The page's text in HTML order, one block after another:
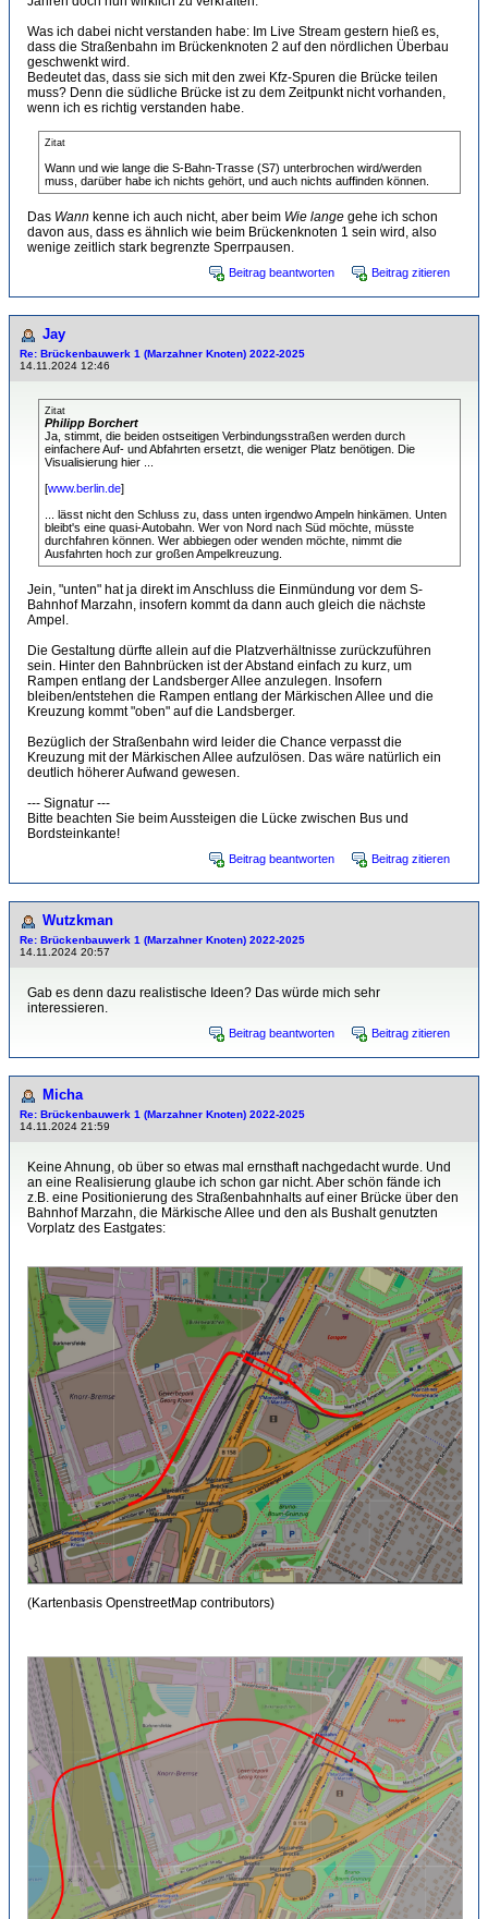
Was ich dabei nicht verstanden habe: Im Live Stream gestern hieß es,
dass die Straßenbahn im Brückenknoten 2 auf den nördlichen Überbau
geschwenkt wird.
Bedeutet das, dass sie sich mit den zwei Kfz-Spuren die Brücke teilen
muss? Denn die südliche Brücke ist zu dem Zeitpunkt nicht vorhanden,
wenn ich es richtig verstanden habe.
Zitat
Wann und wie lange die S-Bahn-Trasse (S7) unterbrochen wird/werden
muss, darüber habe ich nichts gehört, und auch nichts auffinden können.
Das Wann kenne ich auch nicht, aber beim Wie lange gehe ich schon
davon aus, dass es ähnlich wie beim Brückenknoten 1 sein wird, also
wenige zeitlich stark begrenzte Sperrpausen.
Beitrag beantworten Beitrag zitieren
Jay
Re: Brückenbauwerk 1 (Marzahner Knoten) 2022-2025
14.11.2024 12:46
Zitat
Philipp Borchert
Ja, stimmt, die beiden ostseitigen Verbindungsstraßen werden durch
einfachere Auf- und Abfahrten ersetzt, die weniger Platz benötigen. Die
Visualisierung hier ...
[www.berlin.de]
... lässt nicht den Schluss zu, dass unten irgendwo Ampeln hinkämen. Unten
bleibt's eine quasi-Autobahn. Wer von Nord nach Süd möchte, müsste
durchfahren können. Wer abbiegen oder wenden möchte, nimmt die
Ausfahrten hoch zur großen Ampelkreuzung.
Jein, "unten" hat ja direkt im Anschluss die Einmündung vor dem S-
Bahnhof Marzahn, insofern kommt da dann auch gleich die nächste
Ampel.
Die Gestaltung dürfte allein auf die Platzverhältnisse zurückzuführen
sein. Hinter den Bahnbrücken ist der Abstand einfach zu kurz, um
Rampen entlang der Landsberger Allee anzulegen. Insofern
bleiben/entstehen die Rampen entlang der Märkischen Allee und die
Kreuzung kommt "oben" auf die Landsberger.
Bezüglich der Straßenbahn wird leider die Chance verpasst die
Kreuzung mit der Märkischen Allee aufzulösen. Das wäre natürlich ein
deutlich höherer Aufwand gewesen.
--- Signatur ---
Bitte beachten Sie beim Aussteigen die Lücke zwischen Bus und
Bordsteinkante!
Beitrag beantworten Beitrag zitieren
Wutzkman
Re: Brückenbauwerk 1 (Marzahner Knoten) 2022-2025
14.11.2024 20:57
Gab es denn dazu realistische Ideen? Das würde mich sehr
interessieren.
Beitrag beantworten Beitrag zitieren
Micha
Re: Brückenbauwerk 1 (Marzahner Knoten) 2022-2025
14.11.2024 21:59
Keine Ahnung, ob über so etwas mal ernsthaft nachgedacht wurde. Und
an eine Realisierung glaube ich schon gar nicht. Aber schön fände ich
z.B. eine Positionierung des Straßenbahnhalts auf einer Brücke über den
Bahnhof Marzahn, die Märkische Allee und den als Bushalt genutzten
Vorplatz des Eastgates:
(Kartenbasis OpenstreetMap contributors)